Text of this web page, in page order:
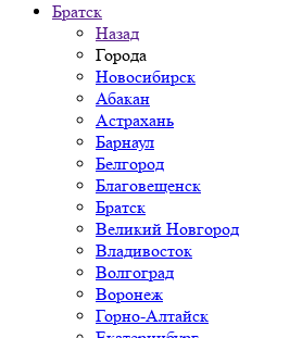
Братск
Назад
Города
Новосибирск
Абакан
Астрахань
Барнаул
Белгород
Благовещенск
Братск
Великий Новгород
Владивосток
Волгоград
Воронеж
Горно-Алтайск